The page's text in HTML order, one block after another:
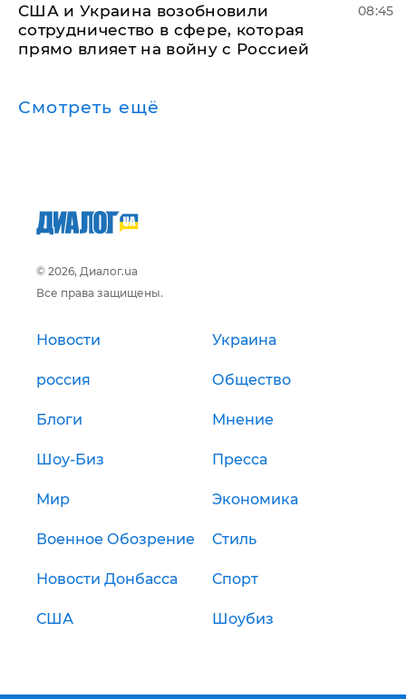
США и Украина возобновили
сотрудничество в сфере, которая
прямо влияет на войну с Россией
08:45
Смотреть ещё
© 2026, Диалог.ua
Все права защищены.
Новости Украина
россия Общество
Блоги Мнение
Шоу-Биз Пресса
Мир Экономика
Военное Обозрение Стиль
Новости Донбасса Спорт
США Шоубиз